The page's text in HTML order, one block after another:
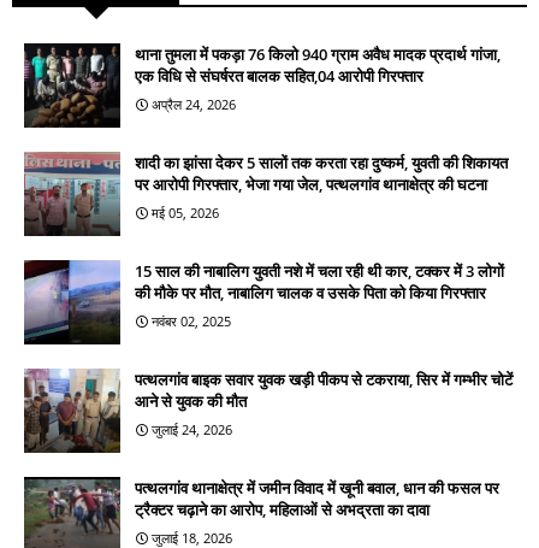
थाना तुमला में पकड़ा 76 किलो 940 ग्राम अवैध मादक प्रदार्थ गांजा,
एक विधि से संघर्षरत बालक सहित,04 आरोपी गिरफ्तार
अप्रैल 24, 2026
शादी का झांसा देकर 5 सालों तक करता रहा दुष्कर्म, युवती की शिकायत
पर आरोपी गिरफ्तार, भेजा गया जेल, पत्थलगांव थानाक्षेत्र की घटना
मई 05, 2026
15 साल की नाबालिग युवती नशे में चला रही थी कार, टक्कर में 3 लोगों
की मौके पर मौत, नाबालिग चालक व उसके पिता को किया गिरफ्तार
नवंबर 02, 2025
पत्थलगांव बाइक सवार युवक खड़ी पीकप से टकराया, सिर में गम्भीर चोटें
आने से युवक की मौत
जुलाई 24, 2026
पत्थलगांव थानाक्षेत्र में जमीन विवाद में खूनी बवाल, धान की फसल पर
ट्रैक्टर चढ़ाने का आरोप, महिलाओं से अभद्रता का दावा
जुलाई 18, 2026